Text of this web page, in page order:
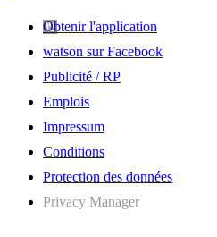
Obtenir l'application
watson sur Facebook
Publicité / RP
Emplois
Impressum
Conditions
Protection des données
Privacy Manager